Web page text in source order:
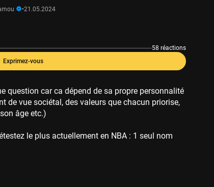
•21.05.2024
58 réactions
Exprimez-vous
question car ca dépend de sa propre personnalité
de vue sociétal, des valeurs que chacun priorise,
âge etc.)
le plus actuellement en NBA : 1 seul nom